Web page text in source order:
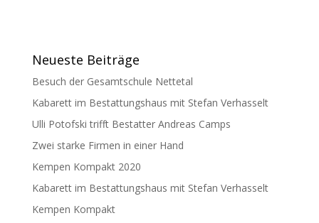
Neueste Beiträge
Besuch der Gesamtschule Nettetal
Kabarett im Bestattungshaus mit Stefan Verhasselt
Ulli Potofski trifft Bestatter Andreas Camps
Zwei starke Firmen in einer Hand
Kempen Kompakt 2020
Kabarett im Bestattungshaus mit Stefan Verhasselt
Kempen Kompakt